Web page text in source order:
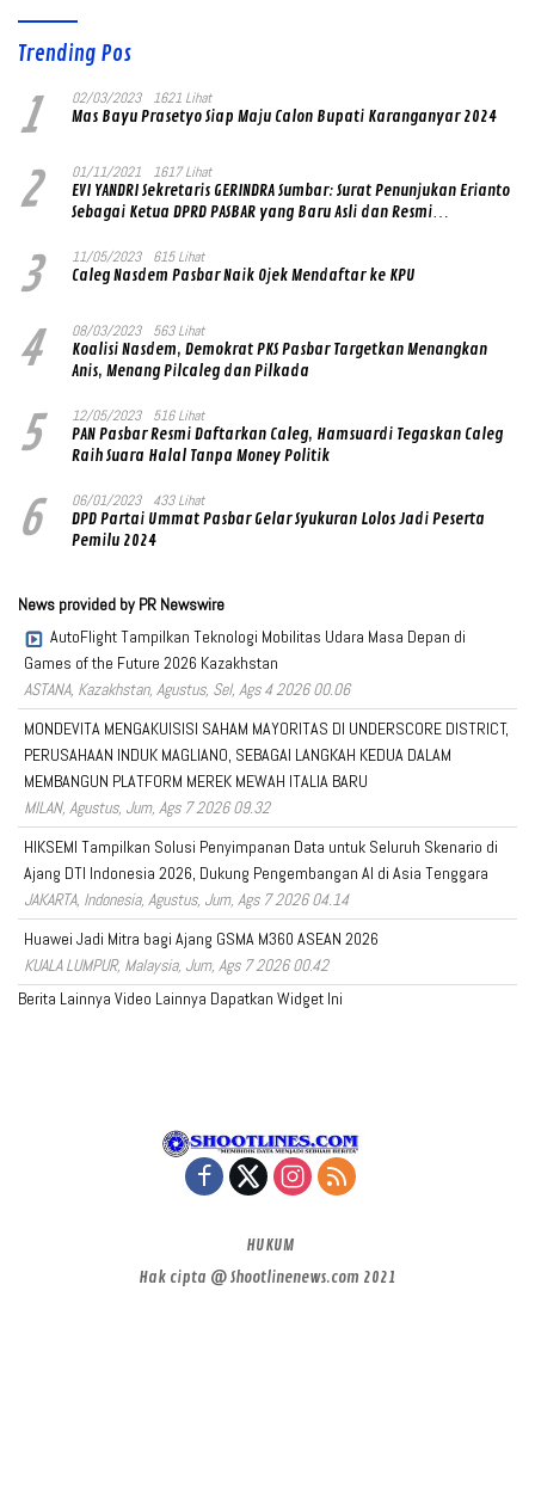
Trending Pos
1 02/03/2023 1621 Lihat
Mas Bayu Prasetyo Siap Maju Calon Bupati Karanganyar 2024
2 01/11/2021 1617 Lihat
EVI YANDRI Sekretaris GERINDRA Sumbar: Surat Penunjukan Erianto
Sebagai Ketua DPRD PASBAR yang Baru Asli dan Resmi
3 11/05/2023 615 Lihat
Caleg Nasdem Pasbar Naik Ojek Mendaftar ke KPU
4 08/03/2023 563 Lihat
Koalisi Nasdem, Demokrat PKS Pasbar Targetkan Menangkan
Anis, Menang Pilcaleg dan Pilkada
5 12/05/2023 516 Lihat
PAN Pasbar Resmi Daftarkan Caleg, Hamsuardi Tegaskan Caleg
Raih Suara Halal Tanpa Money Politik
6 06/01/2023 433 Lihat
DPD Partai Ummat Pasbar Gelar Syukuran Lolos Jadi Peserta
Pemilu 2024
News provided by PR Newswire
AutoFlight Tampilkan Teknologi Mobilitas Udara Masa Depan di
Games of the Future 2026 Kazakhstan
ASTANA, Kazakhstan, Agustus, Sel, Ags 4 2026 00.06
MONDEVITA MENGAKUISISI SAHAM MAYORITAS DI UNDERSCORE DISTRICT,
PERUSAHAAN INDUK MAGLIANO, SEBAGAI LANGKAH KEDUA DALAM
MEMBANGUN PLATFORM MEREK MEWAH ITALIA BARU
MILAN, Agustus, Jum, Ags 7 2026 09.32
HIKSEMI Tampilkan Solusi Penyimpanan Data untuk Seluruh Skenario di
Ajang DTI Indonesia 2026, Dukung Pengembangan AI di Asia Tenggara
JAKARTA, Indonesia, Agustus, Jum, Ags 7 2026 04.14
Huawei Jadi Mitra bagi Ajang GSMA M360 ASEAN 2026
KUALA LUMPUR, Malaysia, Jum, Ags 7 2026 00.42
Berita Lainnya Video Lainnya Dapatkan Widget Ini
HUKUM
Hak cipta @ Shootlinenews.com 2021